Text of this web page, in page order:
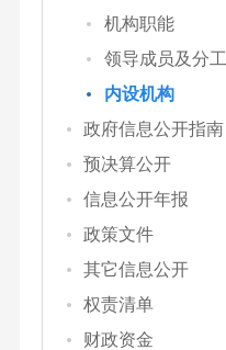
机构职能
领导成员及分工
内设机构
政府信息公开指南
预决算公开
信息公开年报
政策文件
其它信息公开
权责清单
财政资金